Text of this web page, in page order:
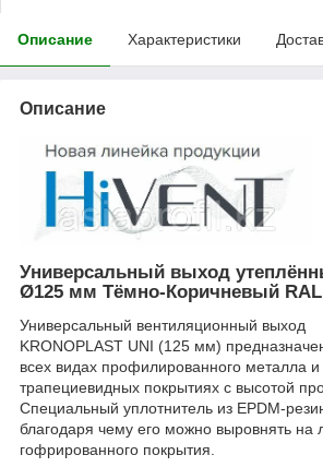
Описание Характеристики
Описание
Универсальный выход
Ø125 мм Тёмно-Коричневый RAL
Универсальный вентиляционный выход
KRONOPLAST UNI (125 мм)
всех видах профилированного металла и
трапециевидных покрытиях с высотой
Специальный уплотнитель из EPDM-
благодаря чему его можно выровнять на
гофрированного покрытия.